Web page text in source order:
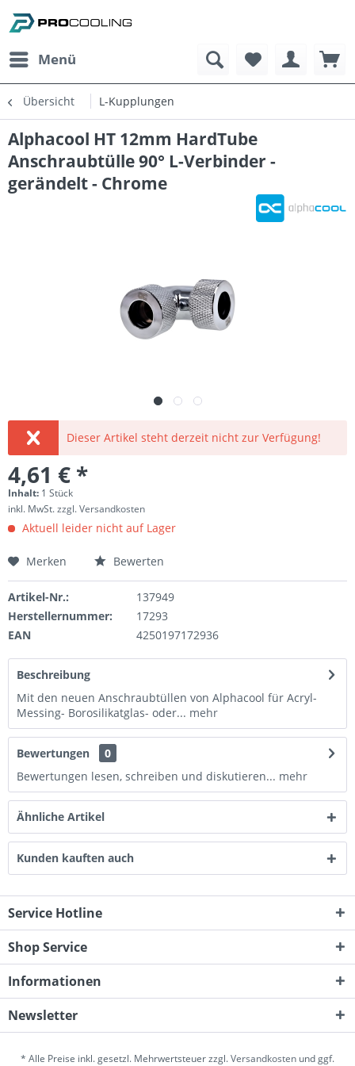
Menü
Übersicht L-Kupplungen
Alphacool HT 12mm HardTube
Anschraubtülle 90° L-Verbinder -
gerändelt - Chrome
Dieser Artikel steht derzeit nicht zur Verfügung!
4,61 € *
Inhalt: 1 Stück
inkl. MwSt.zzgl. Versandkosten
Aktuell leider nicht auf Lager
Merken Bewerten
Artikel-Nr.:
137949
Herstellernummer:
17293
EAN
4250197172936
Beschreibung
Mit den neuen Anschraubtüllen von Alphacool für Acryl-
Messing- Borosilikatglas- oder... mehr
Bewertungen
0
Bewertungen lesen, schreiben und diskutieren... mehr
Ähnliche Artikel
Kunden kauften auch
Service Hotline
Shop Service
Informationen
Newsletter
* Alle Preise inkl. gesetzl. Mehrwertsteuer zzgl.Versandkosten und ggf.